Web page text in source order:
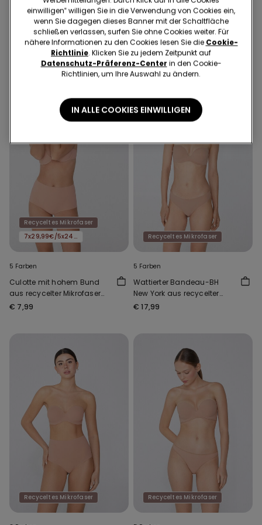
Bandeau-BH Sidney aus
recycelter Mikrofaser
€ 9,99
4 Farben
Bandeau-BH Sidney aus
recycelter Mikrofaser
€ 9,99
Recyceltes Mikrofaser
7x29,99€/5x24,99€/3x16,99€
5 Farben
Culotte mit hohem Bund
aus recycelter Mikrofaser
mit offenkantiger
€ 7,99
Recyceltes Mikrofaser
5 Farben
Wattierter Bandeau-BH
New York aus recycelter
Mikrofaser
€ 17,99
Recyceltes Mikrofaser Recyceltes Mikrofaser
einwilligen‟ willigen Sie in die Verwendung von Cookies ein,
wenn Sie dagegen dieses Banner mit der Schaltfläche
schließen verlassen, surfen Sie ohne Cookies weiter. Für
nähere Informationen zu den Cookies lesen Sie die Cookie-
Richtlinie. Klicken Sie zu jedem Zeitpunkt auf
Datenschutz-Präferenz-Center in den Cookie-
Richtlinien, um Ihre Auswahl zu ändern.
IN ALLE COOKIES EINWILLIGEN